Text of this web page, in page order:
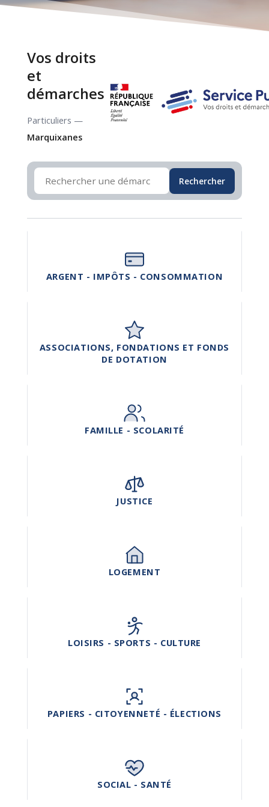
Vos droits
et
démarches
Particuliers —
Marquixanes
Rechercher
ARGENT - IMPÔTS - CONSOMMATION
ASSOCIATIONS, FONDATIONS ET FONDS
DE DOTATION
FAMILLE - SCOLARITÉ
JUSTICE
LOGEMENT
LOISIRS - SPORTS - CULTURE
PAPIERS - CITOYENNETÉ - ÉLECTIONS
SOCIAL - SANTÉ